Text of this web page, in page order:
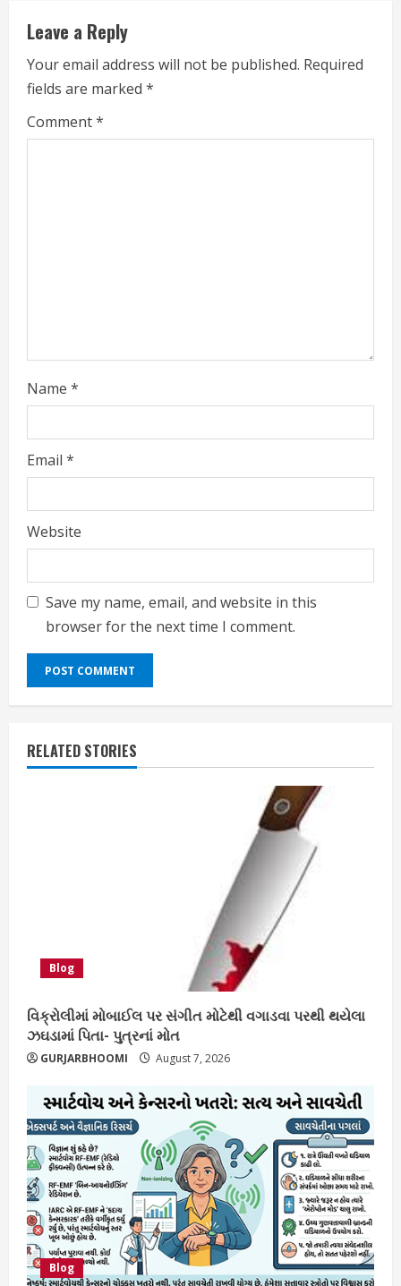
e
R
e
a
Leave a Reply
Your email address will not be published. Required
fields are marked *
Comment*
Name *
Email *
Website
Save my name, email, and website in this
browser for the next time I comment.
RELATED STORIES
Blog
વિક્રોલીમાં મોબાઈલ પર સંગીત મોટેથી વગાડવા પરથી થયેલા
ઝઘડામાં પિતા- પુત્રનાં મોત
GURJARBHOOMI August 7, 2026
Blog